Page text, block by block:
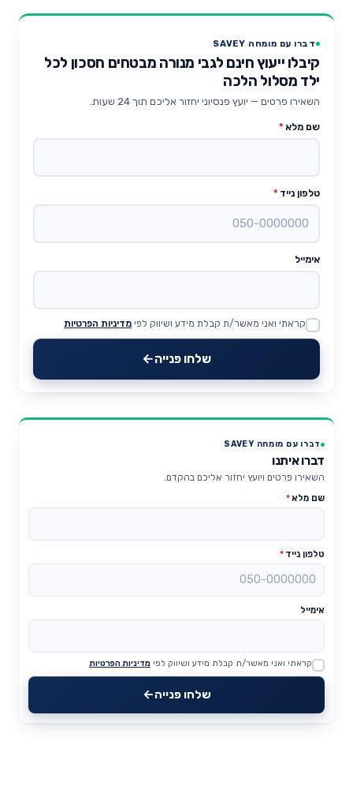
דברו עם מומחה SAVEY
קיבלו ייעוץ חינם לגבי מנורה מבטחים חסכון לכל
ילד מסלול הלכה
השאירו פרטים — יועץ פנסיוני יחזור אליכם תוך 24 שעות.
שם מלא *
טלפון נייד *
אימייל
Website
קראתי ואני מאשר/ת קבלת מידע ושיווק לפי מדיניות הפרטיות
שלחו פנייה
דברו עם מומחה SAVEY
דברו איתנו
השאירו פרטים ויועץ יחזור אליכם בהקדם.
שם מלא*
טלפון נייד *
אימייל
Website
קראתי ואני מאשר/ת קבלת מידע ושיווק לפי מדיניות הפרטיות
שלחו פנייה